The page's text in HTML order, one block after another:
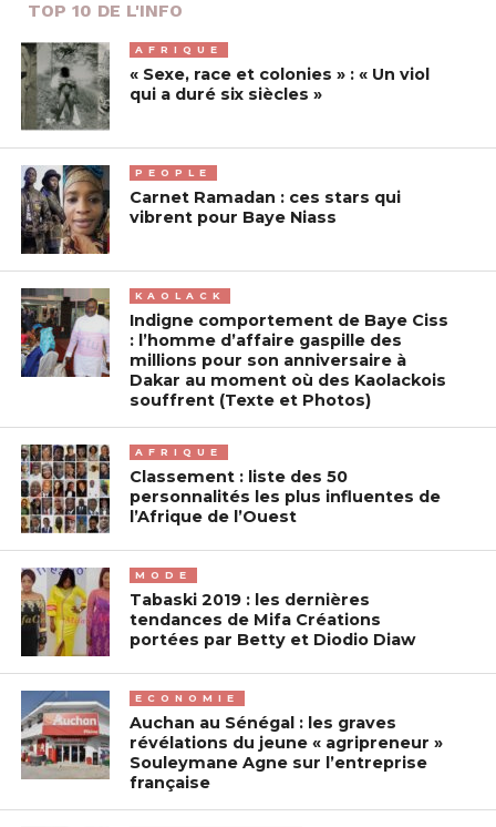
TOP 10 DE L'INFO
AFRIQUE
« Sexe, race et colonies » : « Un viol
qui a duré six siècles »
PEOPLE
Carnet Ramadan : ces stars qui
vibrent pour Baye Niass
KAOLACK
Indigne comportement de Baye Ciss
: l’homme d’affaire gaspille des
millions pour son anniversaire à
Dakar au moment où des Kaolackois
souffrent (Texte et Photos)
AFRIQUE
Classement : liste des 50
personnalités les plus influentes de
l’Afrique de l’Ouest
MODE
Tabaski 2019 : les dernières
tendances de Mifa Créations
portées par Betty et Diodio Diaw
ECONOMIE
Auchan au Sénégal : les graves
révélations du jeune « agripreneur »
Souleymane Agne sur l’entreprise
française